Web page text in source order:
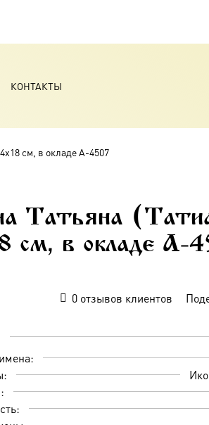
КОНТАКТЫ
см, в окладе A-4507
Татьяна
см, в окладе A-
0отзывов клиентов